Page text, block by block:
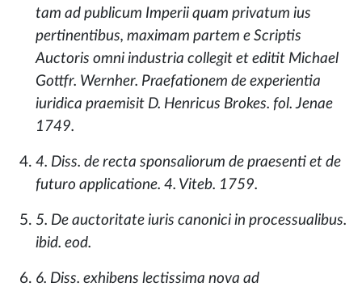
tam ad publicum Imperii quam privatum ius
pertinentibus, maximam partem e Scriptis
Auctoris omni industria collegit et editit Michael
Gottfr. Wernher. Praefationem de experientia
iuridica praemisit D. Henricus Brokes. fol. Jenae
1749.
4. Diss. de recta sponsaliorum de praesenti et de
futuro applicatione. 4. Viteb. 1759.
5. De auctoritate iuris canonici in processualibus.
ibid. eod.
6. Diss. exhibens lectissima nova ad